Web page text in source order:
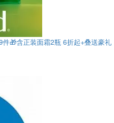
🎁含正装面霜2瓶 6折起+叠送豪礼